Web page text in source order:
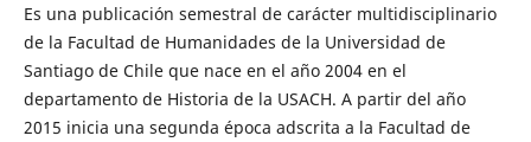
Es una publicación semestral de carácter multidisciplinario
de la Facultad de Humanidades de la Universidad de
Santiago de Chile que nace en el año 2004 en el
departamento de Historia de la USACH. A partir del año
2015 inicia una segunda época adscrita a la Facultad de